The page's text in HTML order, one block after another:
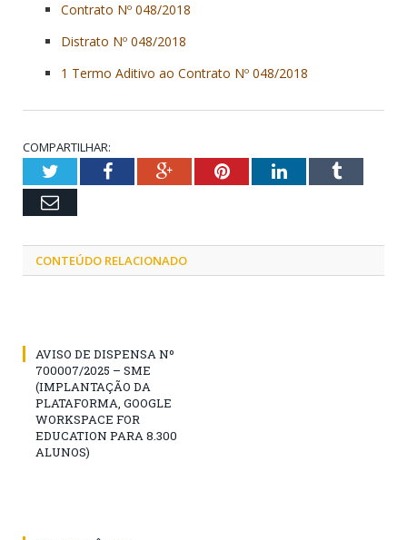
Contrato Nº 048/2018
Distrato Nº 048/2018
1 Termo Aditivo ao Contrato Nº 048/2018
COMPARTILHAR:
TwitterFacebookGoogle+PinterestLinkedInTumblr
Email
CONTEÚDO RELACIONADO
AVISO DE DISPENSA Nº
700007/2025 – SME
(IMPLANTAÇÃO DA
PLATAFORMA, GOOGLE
WORKSPACE FOR
EDUCATION PARA 8.300
ALUNOS)